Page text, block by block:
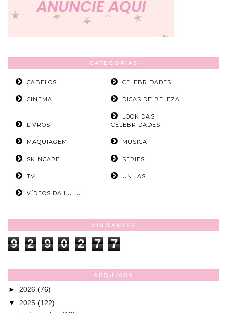
CATEGORIAS
CABELOS CELEBRIDADES
CINEMA DICAS DE BELEZA
LIVROS
LOOK DAS
CELEBRIDADES
MAQUIAGEM MÚSICA
SKINCARE SÉRIES
TV UNHAS
VÍDEOS DA LULU
VISITANTES
9 2 9 0 2 7 7
ARQUIVOS
► 2026 (76)
▼ 2025 (122)